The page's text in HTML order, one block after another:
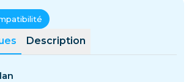
Description